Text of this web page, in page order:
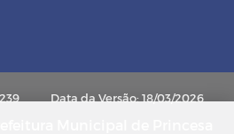
Data da Versão: 18/03/2026